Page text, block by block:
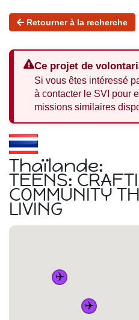
Retourner à la recherche
Ce projet de
Si vous êtes intéressé
à contacter le SVI pour
missions similaires
Thaïlande:
TEENS:
COMMUNITY
LIVING
✈️
✈️